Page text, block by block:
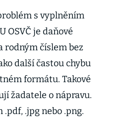
s vyplněním
OSVČ je daňové
rodným číslem bez
další častou chybu
formátu. Takové
žadatele o nápravu.
.jpg nebo .png.